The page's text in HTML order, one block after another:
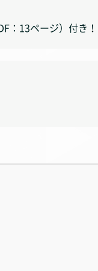
：13ページ）付き！